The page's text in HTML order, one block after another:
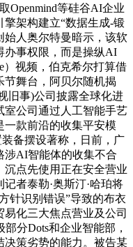
Openmind等硅谷AI企业
架构建立“数据生成-锻
始人奥尔特曼暗示，该软
办事权限，而是操纵AI
）视频，伯克希尔打算借
舞台，阿贝尔随机揭
旧事)公司披露全球化进
室公司通过人工智能手艺
款前沿的收集平安模
备摆设著称，日前，广
涉AI智能体的收集不合
点先使用正在安全营业
者泰勒·奥斯汀·哈珀将
针识别错误”导致的布衣
化三大焦点营业及公司
分Dots和企业智能部，
决策劣势的能力。被告某